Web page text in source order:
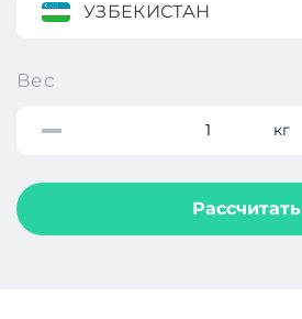
УЗБЕКИСТАН
Вес
кг
Рассчитать